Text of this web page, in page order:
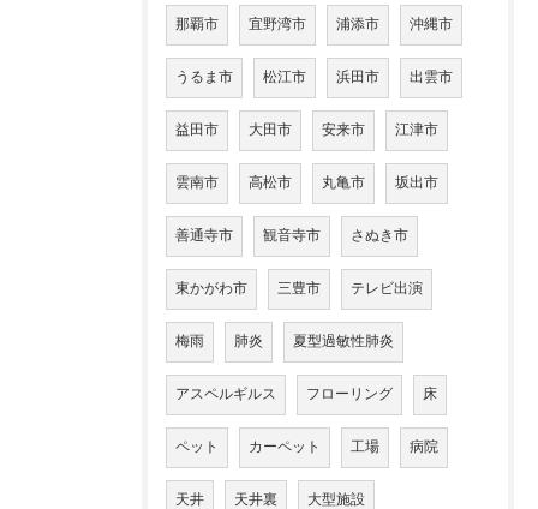
那覇市 宜野湾市 浦添市 沖縄市
うるま市 松江市 浜田市 出雲市
益田市 大田市 安来市 江津市
雲南市 高松市 丸亀市 坂出市
善通寺市 観音寺市 さぬき市
東かがわ市 三豊市 テレビ出演
梅雨 肺炎 夏型過敏性肺炎
アスペルギルス フローリング 床
ペット カーペット 工場 病院
天井 天井裏 大型施設